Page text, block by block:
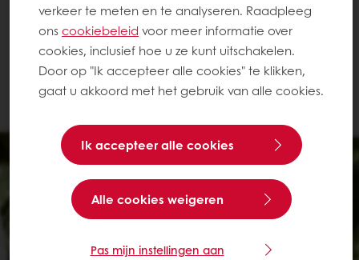
verkeer te meten en te analyseren. Raadpleeg
onscookiebeleid voor meer informatie over
cookies, inclusief hoe u ze kunt uitschakelen.
Door op "Ik accepteer alle cookies" te klikken,
gaat u akkoord met het gebruik van alle cookies.
Ik accepteer alle cookies
Alle cookies weigeren
Pas mijn instellingen aan